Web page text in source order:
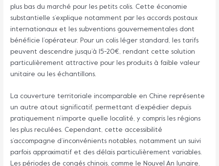
plus bas du marché pour les petits colis. Cette économie
substantielle s’explique notamment par les accords postaux
internationaux et les subventions gouvernementales dont
bénéficie l’opérateur. Pour un colis léger standard, les tarifs
peuvent descendre jusqu’à 15-20€, rendant cette solution
particulièrement attractive pour les produits à faible valeur
unitaire ou les échantillons.
La couverture territoriale incomparable en Chine représente
un autre atout significatif, permettant d’expédier depuis
pratiquement n’importe quelle localité, y compris les régions
les plus reculées. Cependant, cette accessibilité
s’accompagne d’inconvénients notables, notamment un suivi
parfois approximatif et des délais particulièrement variables.
Les périodes de congés chinois, comme le Nouvel An lunaire,